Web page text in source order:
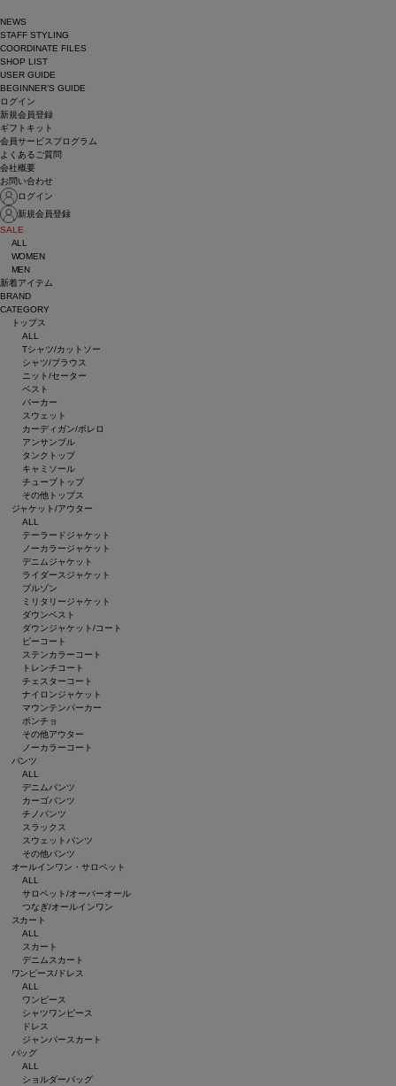
NEWS
STAFF STYLING
COORDINATE FILES
SHOP LIST
USER GUIDE
BEGINNER’S GUIDE
ログイン
新規会員登録
ギフトキット
会員サービスプログラム
よくあるご質問
会社概要
お問い合わせ
ログイン
新規会員登録
SALE
ALL
WOMEN
MEN
新着アイテム
BRAND
CATEGORY
トップス
ALL
Tシャツ/カットソー
シャツ/ブラウス
ニット/セーター
ベスト
パーカー
スウェット
カーディガン/ボレロ
アンサンブル
タンクトップ
キャミソール
チューブトップ
その他トップス
ジャケット/アウター
ALL
テーラードジャケット
ノーカラージャケット
デニムジャケット
ライダースジャケット
ブルゾン
ミリタリージャケット
ダウンベスト
ダウンジャケット/コート
ピーコート
ステンカラーコート
トレンチコート
チェスターコート
ナイロンジャケット
マウンテンパーカー
ポンチョ
その他アウター
ノーカラーコート
パンツ
ALL
デニムパンツ
カーゴパンツ
チノパンツ
スラックス
スウェットパンツ
その他パンツ
オールインワン・サロペット
ALL
サロペット/オーバーオール
つなぎ/オールインワン
スカート
ALL
スカート
デニムスカート
ワンピース/ドレス
ALL
ワンピース
シャツワンピース
ドレス
ジャンパースカート
バッグ
ALL
ショルダーバッグ